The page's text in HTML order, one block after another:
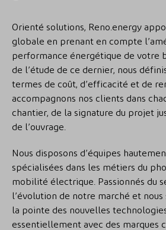
Orienté solutions, Reno.energy
globale en prenant en compte
performance énergétique de votre
de l’étude de ce dernier, nous
termes de coût, d’efficacité et de
accompagnons nos clients dans
chantier, de la signature du projet
de l’ouvrage.
Nous disposons d’équipes
spécialisées dans les métiers du
mobilité électrique. Passionnés du
l’évolution de notre marché et nous
la pointe des nouvelles
essentiellement avec des marques